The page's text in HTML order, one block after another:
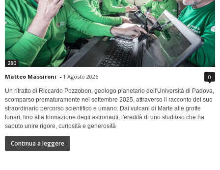
280
Matteo Massironi - 1 Agosto 2026 0
Un ritratto di Riccardo Pozzobon, geologo planetario dell'Università di Padova,
scomparso prematuramente nel settembre 2025, attraverso il racconto del suo
straordinario percorso scientifico e umano. Dai vulcani di Marte alle grotte
lunari, fino alla formazione degli astronauti, l'eredità di uno studioso che ha
saputo unire rigore, curiosità e generosità
Continua a leggere